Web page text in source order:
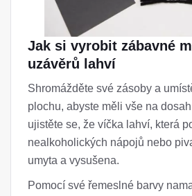
Jak si vyrobit zábavné
uzávěrů lahví
Shromážděte své zásoby a
plochu, abyste měli vše na
ujistěte se, že víčka lahví, která
nealkoholických nápojů nebo
umyta a vysušena.
Pomocí své řemeslné barvy